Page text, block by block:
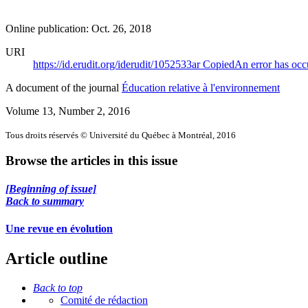
Online publication: Oct. 26, 2018
URI
https://id.erudit.org/iderudit/1052533arCopiedAn error has
A document of the journal Éducation relative à l'environnement
Volume 13, Number 2, 2016
Tous droits réservés © Université du Québec à Montréal, 2016
Browse the articles in this issue
[Beginning of issue]
Back to summary
Une revue en évolution
Article outline
Back to top
Comité de rédaction